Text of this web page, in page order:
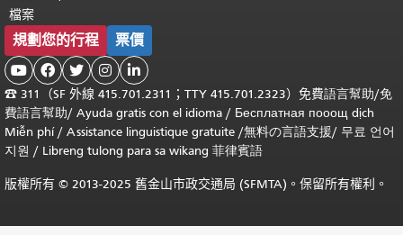
檔案
規劃您的行程 票價
    
☎ 311（SF 外線 415.701.2311；TTY 415.701.2323）免費語言幫助/免
費語言幫助/ Ayuda gratis con el idioma / Бесплатная пооощ dịch
Miễn phí/ Assistance linguistique gratuite /無料の言語支援/ 무료 언어
지원 / Libreng tulong para sa wikang 菲律賓語
版權所有 © 2013-2025 舊金山市政交通局 (SFMTA)。保留所有權利。